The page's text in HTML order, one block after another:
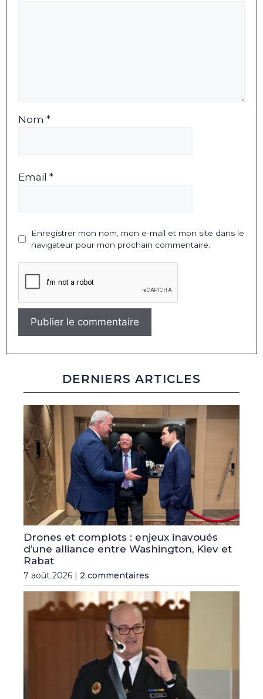
Nom *
Email *
Enregistrer mon nom, mon e-mail et mon site dans le
navigateur pour mon prochain commentaire.
DERNIERS ARTICLES
Drones et complots : enjeux inavoués
d’une alliance entre Washington, Kiev et
Rabat
7 août 2026 | 2 commentaires